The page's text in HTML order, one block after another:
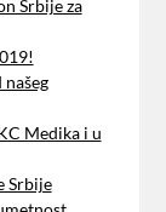
Srbije za
Medika i u
Srbije